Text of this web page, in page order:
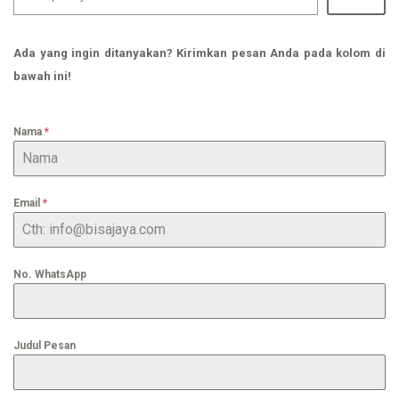
Ada yang ingin ditanyakan? Kirimkan pesan Anda pada kolom di
bawah ini!
Nama *
Email *
No. WhatsApp
Judul Pesan